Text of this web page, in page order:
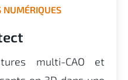
NUMÉRIQUES
multi-CAO et